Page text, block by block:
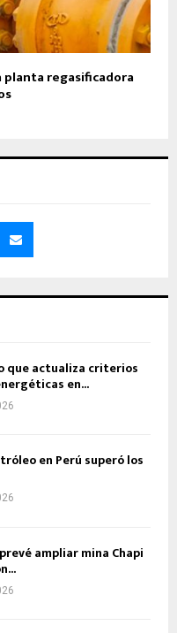
regasificadora
que actualiza criterios
en...
en Perú superó los
ampliar mina Chapi